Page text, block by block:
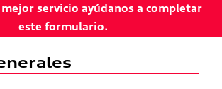
servicio ayúdanos a completar
este formulario.